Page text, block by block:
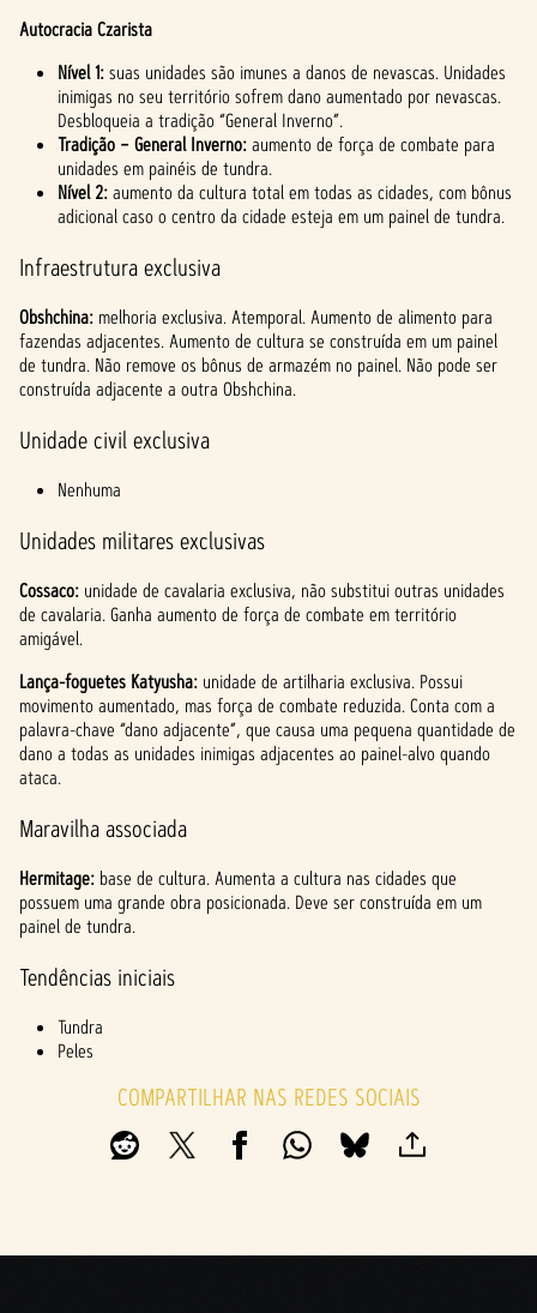
Autocracia Czarista
Nível 1:suas unidades são imunes a danos de nevascas. Unidades
inimigas no seu território sofrem dano aumentado por nevascas.
Desbloqueia a tradição “General Inverno”.
Tradição – General Inverno:aumento de força de combate para
unidades em painéis de tundra.
Nível 2:aumento da cultura total em todas as cidades, com bônus
adicional caso o centro da cidade esteja em um painel de tundra.
Infraestrutura exclusiva
Obshchina: melhoria exclusiva. Atemporal. Aumento de alimento para
fazendas adjacentes. Aumento de cultura se construída em um painel
de tundra. Não remove os bônus de armazém no painel. Não pode ser
construída adjacente a outra Obshchina.
Unidade civil exclusiva
Nenhuma
Unidades militares exclusivas
Cossaco: unidade de cavalaria exclusiva, não substitui outras unidades
de cavalaria. Ganha aumento de força de combate em território
amigável.
Lança-foguetes Katyusha: unidade de artilharia exclusiva. Possui
movimento aumentado, mas força de combate reduzida. Conta com a
palavra-chave “dano adjacente”, que causa uma pequena quantidade de
dano a todas as unidades inimigas adjacentes ao painel-alvo quando
ataca.
Maravilha associada
Hermitage: base de cultura. Aumenta a cultura nas cidades que
possuem uma grande obra posicionada. Deve ser construída em um
painel de tundra.
Tendências iniciais
Tundra
Peles
COMPARTILHAR NAS REDES SOCIAIS